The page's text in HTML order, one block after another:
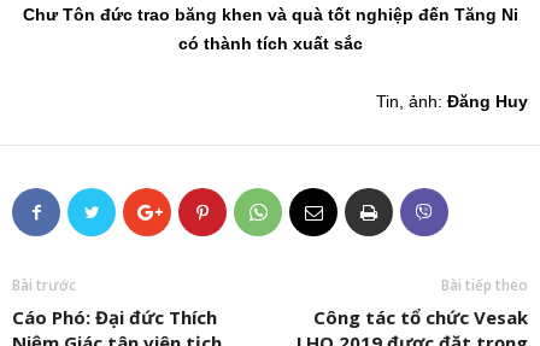
Chư Tôn đức trao băng khen và quà tốt nghiệp đến Tăng Ni
có thành tích xuất sắc
Tin, ảnh: Đăng Huy
Bài trước
Cáo Phó: Đại đức Thích
Bài tiếp theo
Công tác tổ chức Vesak